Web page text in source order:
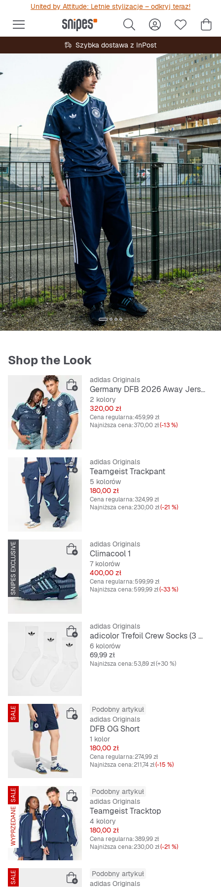
United by Attitude: Letnie stylizacje – odkryj teraz!
Szybka dostawa z InPost
Shop the Look
adidas Originals
Germany DFB 2026 Away Jersey
2 kolory
Cena
320,00 zł
Cena regularna:459,99 zł
Najniższa cena:370,00 zł(-13 %)
adidas Originals
Teamgeist Trackpant
5 kolorów
Cena
180,00 zł
Cena regularna:324,99 zł
Najniższa cena:230,00 zł(-21 %)
SNIPES EXCLUSIVE adidas Originals
Climacool 1
7 kolorów
Cena
400,00 zł
Cena regularna:599,99 zł
Najniższa cena:599,99 zł(-33 %)
adidas Originals
adicolor Trefoil Crew Socks (3 Pack)
6 kolorów
Cena
69,99 zł
Najniższa cena:53,89 zł(+30 %)
SALE
Podobny artykuł
adidas Originals
DFB OG Short
1 kolor
Cena
180,00 zł
Cena regularna:274,99 zł
Najniższa cena:211,74 zł(-15 %)
SALE
WYPRZEDANE
Podobny artykuł
adidas Originals
Teamgeist Tracktop
4 kolory
Cena
180,00 zł
Cena regularna:389,99 zł
Najniższa cena:230,00 zł(-21 %)
SALE
Podobny artykuł
adidas Originals